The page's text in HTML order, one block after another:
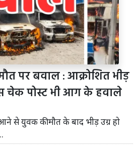
पर बवाल : आक्रोशित भीड़
चेक पोस्ट भी आग के हवाले
से युवक की मौत के बाद भीड़ उग्र हो